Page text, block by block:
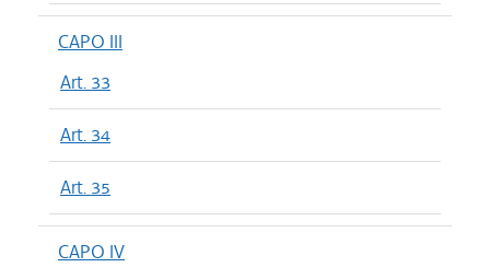
CAPO III
Art. 33
Art. 34
Art. 35
CAPO IV